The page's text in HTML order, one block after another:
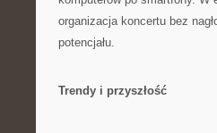
organizacja koncertu bez
potencjału.
Trendy i przyszłość